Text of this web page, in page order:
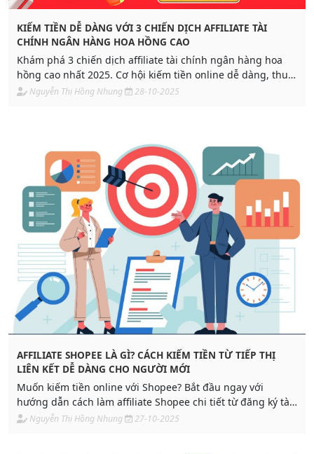
KIẾM TIỀN DỄ DÀNG VỚI 3 CHIẾN DỊCH AFFILIATE TÀI
CHÍNH NGÂN HÀNG HOA HỒNG CAO
Khám phá 3 chiến dịch affiliate tài chính ngân hàng hoa
hồng cao nhất 2025. Cơ hội kiếm tiền online dễ dàng, thu
nhập hấp dẫn dành cho mọi đối tượng!
Nguyễn Thị Hồng Nhung 28-10-2025
AFFILIATE SHOPEE LÀ GÌ? CÁCH KIẾM TIỀN TỪ TIẾP THỊ
LIÊN KẾT DỄ DÀNG CHO NGƯỜI MỚI
Muốn kiếm tiền online với Shopee? Bắt đầu ngay với
hướng dẫn cách làm affiliate Shopee chi tiết từ đăng ký tài
khoản, chọn sản phẩm hot, chia sẻ link và nhận hoa hồng
Nguyễn Thị Hồng Nhung 27-10-2025